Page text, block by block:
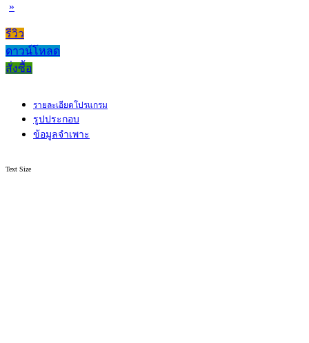
»
รีวิว
ดาวน์โหลด
สั่งซื้อ
รายละเอียดโปรแกรม
รูปประกอบ
ข้อมูลจำเพาะ
Text Size